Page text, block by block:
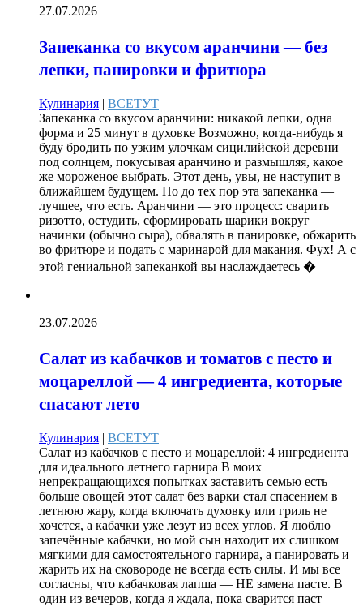
27.07.2026
Запеканка со вкусом аранчини — без
лепки, панировки и фритюра
Кулинария | ВСЕТУТ
Запеканка со вкусом аранчини: никакой лепки, одна
форма и 25 минут в духовке Возможно, когда-нибудь я
буду бродить по узким улочкам сицилийской деревни
под солнцем, покусывая аранчино и размышляя, какое
же мороженое выбрать. Этот день, увы, не наступит в
ближайшем будущем. Но до тех пор эта запеканка —
лучшее, что есть. Аранчини — это процесс: сварить
ризотто, остудить, сформировать шарики вокруг
начинки (обычно сыра), обвалять в панировке, обжарить
во фритюре и подать с маринарой для макания. Фух! А с
этой гениальной запеканкой вы наслаждаетесь �
23.07.2026
Салат из кабачков и томатов с песто и
моцареллой — 4 ингредиента, которые
спасают лето
Кулинария | ВСЕТУТ
Салат из кабачков с песто и моцареллой: 4 ингредиента
для идеального летнего гарнира В моих
непрекращающихся попытках заставить семью есть
больше овощей этот салат без варки стал спасением в
летнюю жару, когда включать духовку или гриль не
хочется, а кабачки уже лезут из всех углов. Я люблю
запечённые кабачки, но мой сын находит их слишком
мягкими для самостоятельного гарнира, а панировать и
жарить их на сковороде не всегда есть силы. И мы все
согласны, что кабачковая лапша — НЕ замена пасте. В
один из вечеров, когда я ждала, пока сварится паст